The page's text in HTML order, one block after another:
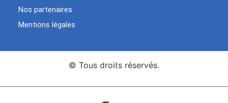
Nos partenaires
Mentions légales
© Tous droits réservés.